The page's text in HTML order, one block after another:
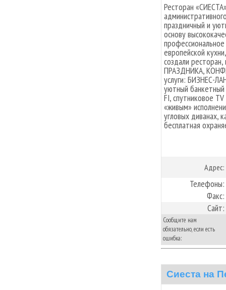
Ресторан
праздничный и
основу
европейской
создали
ПРАЗДНИКА,
услуги: БИЗНЕС-
уютный
FI, спутниковое
«живым»
угловых диванах,
бесплатная
Адрес:
Телефоны:
Факс:
Сайт:
Сообщите нам
обязательно, если есть
ошибка:
Сиеста на